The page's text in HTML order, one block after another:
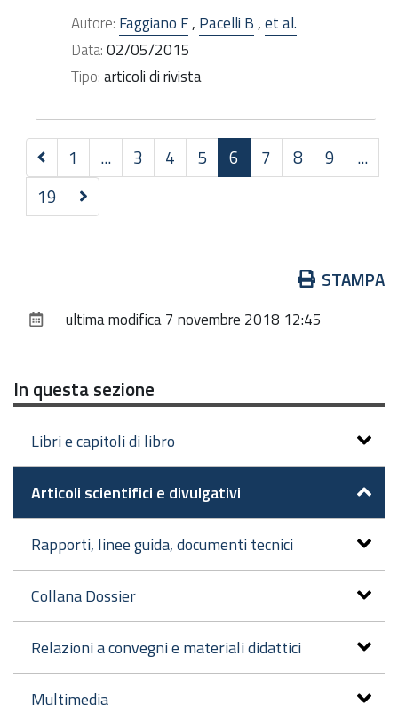
Autore: Faggiano F, Pacelli B,et al.
Data:02/05/2015
Tipo:articoli di rivista
Precedenti
30
elementi
1 ... 3 4 5 6 7 8 9
...
19
Successivi
30
documento
STAMPA
ultima modifica7 novembre 2018 12:45
In questa sezione
Libri e capitoli di libro
Articoli scientifici e divulgativi
Rapporti, linee guida, documenti tecnici
Collana Dossier
Relazioni a convegni e materiali didattici
Multimedia